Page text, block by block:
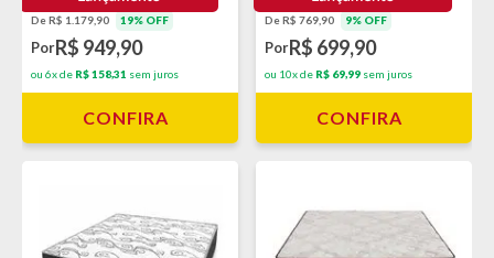
De R$ 1.179,90 19% OFF
PorR$ 949,90
ou 6x de R$ 158,31 sem juros
CONFIRA
De R$ 769,90 9% OFF
PorR$ 699,90
ou 10x de R$ 69,99 sem juros
CONFIRA